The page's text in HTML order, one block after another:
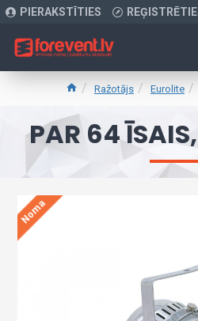
PIERAKSTĪTIES
Ražotājs Eurolite
PAR 64
Noma